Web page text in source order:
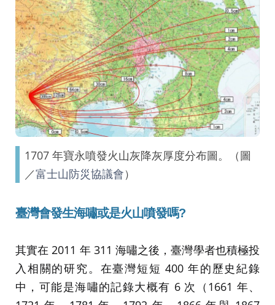
1707 年寶永噴發火山灰降灰厚度分布圖。（圖
／富士山防災協議會）
臺灣會發生海嘯或是火山噴發嗎?
其實在 2011 年 311 海嘯之後，臺灣學者也積極投
入相關的研究。在臺灣短短 400 年的歷史紀錄
中，可能是海嘯的記錄大概有 6 次（1661 年、